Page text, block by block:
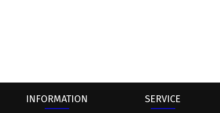
INFORMATION SERVICE